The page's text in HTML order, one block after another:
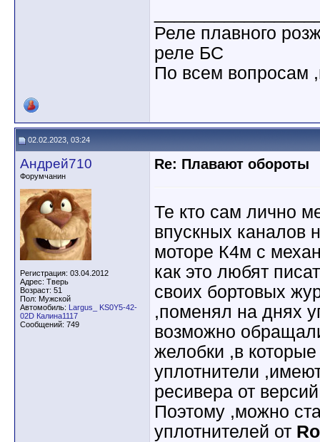
Реле плавного
реле БС
По всем вопросам
02.02.2023, 03:24
Андрей710
Форумчанин
Регистрация: 03.04.2012
Адрес: Тверь
Возраст: 51
Пол: Мужской
Автомобиль: Largus_ KS0Y5-42-
02D Калина1117
Сообщений: 749
Re: Плавают обороты
Те кто сам лично
впускных каналов
моторе К4м с
как это любят
своих бортовых
,поменял на днях
возможно
желобки ,в
уплотнители
ресивера от
Поэтому ,можно
уплотнителей от